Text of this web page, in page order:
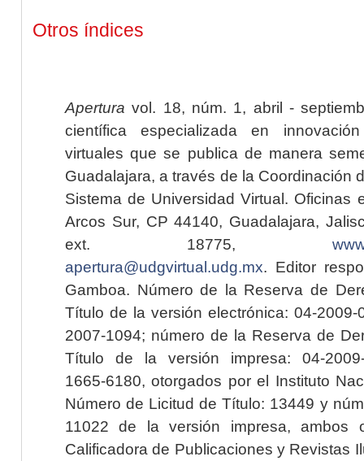
Otros índices
Apertura vol. 18, núm. 1, abril -
científica especializada en
virtuales que se publica de manera
Guadalajara, a través de la Coordinación
Sistema de Universidad Virtual. Oficinas
Arcos Sur, CP 44140, Guadalajara,
ext. 18775,
apertura@udgvirtual.udg.mx. Editor
Gamboa. Número de la Reserva de
Título de la versión electrónica: 04-2009-
2007-1094; número de la Reserva de
Título de la versión impresa: 04-2009-
1665-6180, otorgados por el Instituto
Número de Licitud de Título: 13449 y
11022 de la versión impresa, ambos
Calificadora de Publicaciones y Revistas